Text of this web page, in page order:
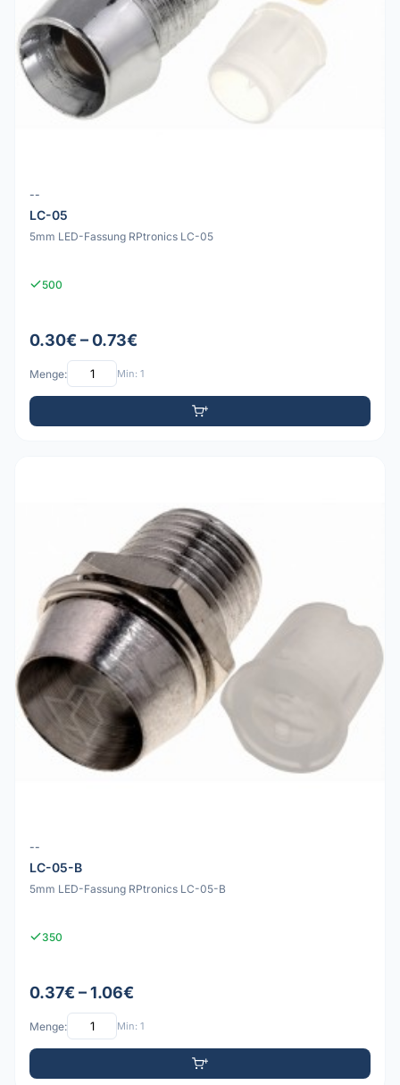
--
LC-05
5mm LED-Fassung RPtronics LC-05
500
0.30€ – 0.73€
Menge: Min: 1
--
LC-05-B
5mm LED-Fassung RPtronics LC-05-B
350
0.37€ – 1.06€
Menge: Min: 1